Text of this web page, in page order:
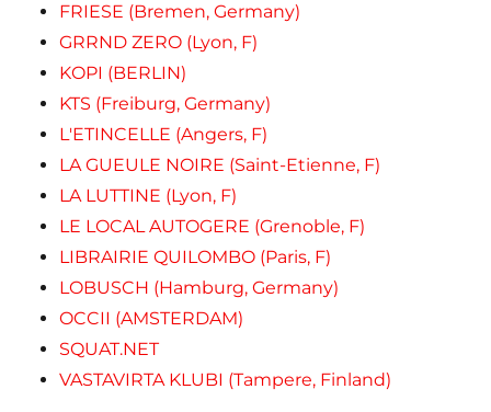
FRIESE (Bremen, Germany)
GRRND ZERO (Lyon, F)
KOPI (BERLIN)
KTS (Freiburg, Germany)
L'ETINCELLE (Angers, F)
LA GUEULE NOIRE (Saint-Etienne, F)
LA LUTTINE (Lyon, F)
LE LOCAL AUTOGERE (Grenoble, F)
LIBRAIRIE QUILOMBO (Paris, F)
LOBUSCH (Hamburg, Germany)
OCCII (AMSTERDAM)
SQUAT.NET
VASTAVIRTA KLUBI (Tampere, Finland)